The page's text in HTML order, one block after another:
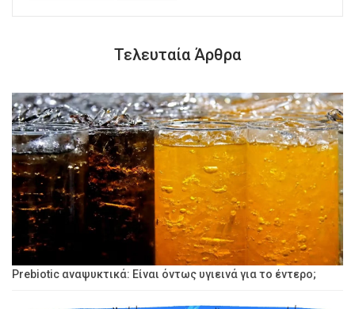
Τελευταία Άρθρα
Prebiotic αναψυκτικά: Είναι όντως υγιεινά για το έντερο;